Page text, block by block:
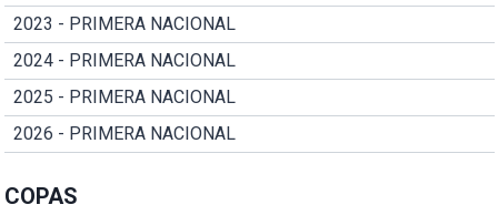
2023 - PRIMERA NACIONAL
2024 - PRIMERA NACIONAL
2025 - PRIMERA NACIONAL
2026 - PRIMERA NACIONAL
COPAS